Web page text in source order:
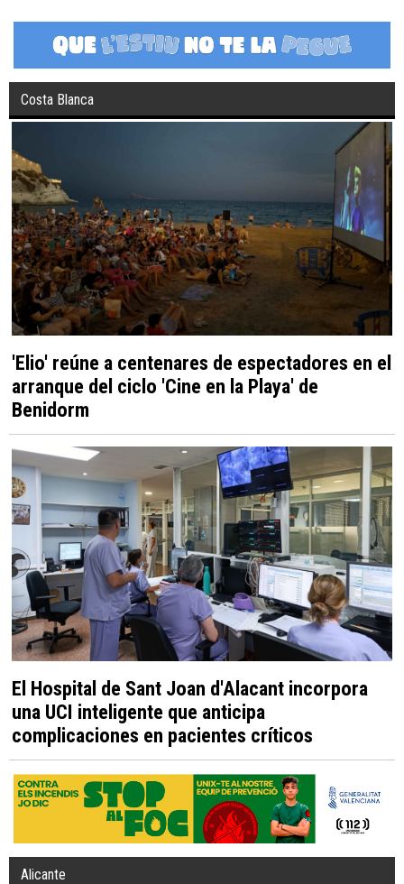
Costa Blanca
'Elio' reúne a centenares de espectadores en el
arranque del ciclo 'Cine en la Playa' de
Benidorm
El Hospital de Sant Joan d'Alacant incorpora
una UCI inteligente que anticipa
complicaciones en pacientes críticos
Alicante